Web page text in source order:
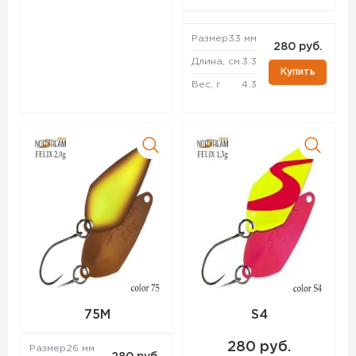
Размер33 мм
Длина, см 3.3
Вес, г 4.3
280 руб.
Купить
75M
Размер26 мм
S4
280 руб.